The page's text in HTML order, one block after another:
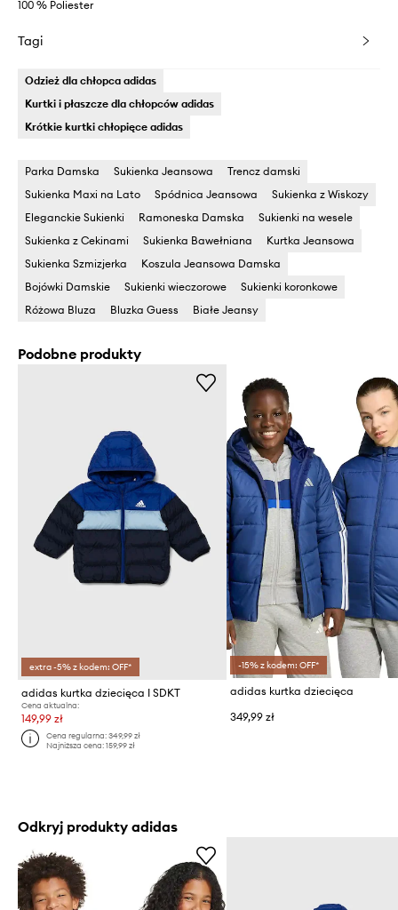
100 % Poliester
Tagi
Odzież dla chłopca adidas
Kurtki i płaszcze dla chłopców adidas
Krótkie kurtki chłopięce adidas
Parka Damska Sukienka Jeansowa
Trencz damski
Sukienka Maxi na Lato
Spódnica Jeansowa
Sukienka z Wiskozy
Eleganckie Sukienki
Ramoneska Damska
Sukienki na wesele
Sukienka z Cekinami
Sukienka Bawełniana
Kurtka Jeansowa
Sukienka Szmizjerka
Koszula Jeansowa Damska
Bojówki Damskie
Sukienki wieczorowe
Sukienki koronkowe
Różowa Bluza
Bluzka Guess Białe Jeansy
Podobne produkty
extra -5% z kodem: OFF*
adidas kurtka dziecięca I SDKT
Cena aktualna:
149,99 zł
Cena regularna:349,99 zł
Najniższa cena:159,99 zł
-15% z kodem: OFF*
adidas kurtka dziecięca
349,99 zł
Odkryj produkty adidas